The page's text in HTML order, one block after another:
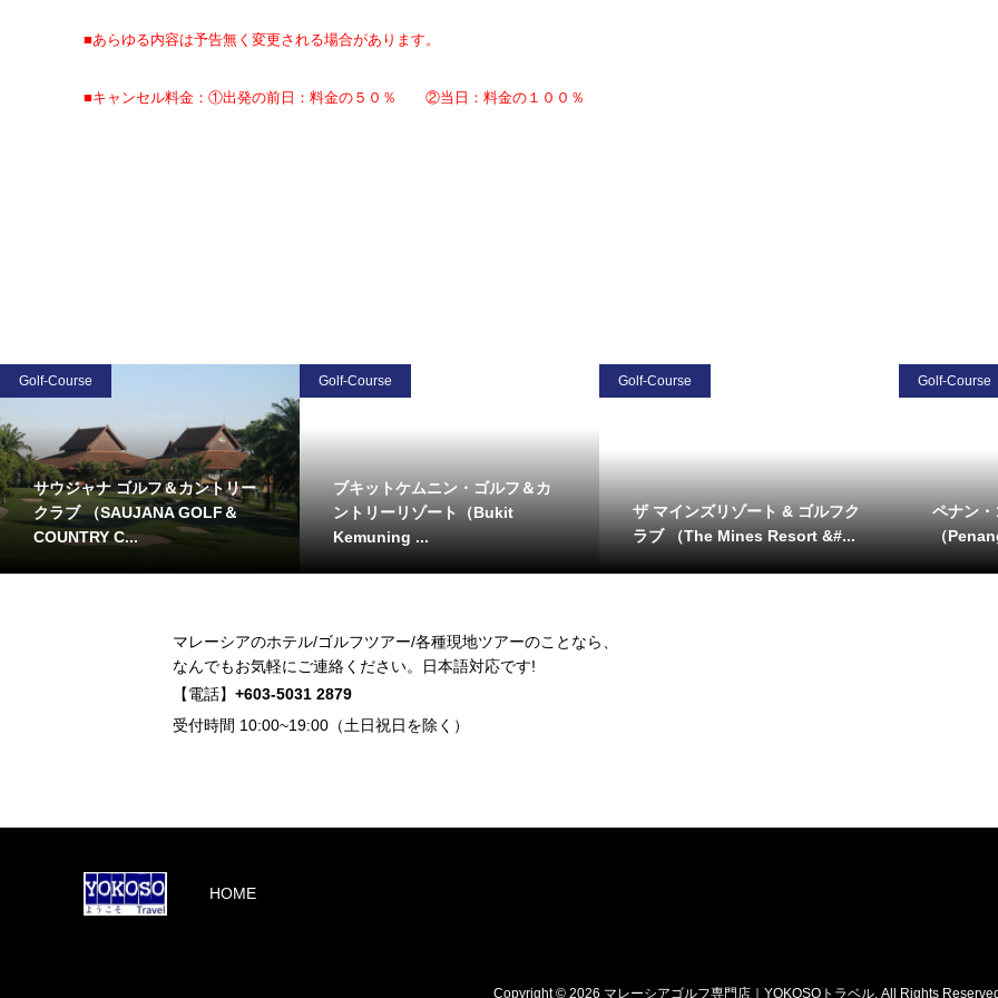
■あらゆる内容は予告無く変更される場合があります。
■キャンセル料金：①出発の前日：料金の５０％ ②当日：料金の１００％
Golf-Course
サウジャナ ゴルフ＆カントリー
クラブ （SAUJANA GOLF＆
COUNTRY C...
Golf-Course
ブキットケムニン・ゴルフ＆カ
ントリーリゾート（Bukit
Kemuning ...
Golf-Course
ザ マインズリゾート & ゴルフク
ラブ （The Mines Resort &#...
Golf-Course
ペナン
（
マレーシアのホテル/ゴルフツアー/各種現地ツアーのことなら、
なんでもお気軽にご連絡ください。日本語対応です!
【電話】 +603-5031 2879
受付時間 10:00~19:00（土日祝日を除く）
HOME
Copyright ©2026 マレーシアゴルフ専門店｜YOKOSOトラベル. All Rights